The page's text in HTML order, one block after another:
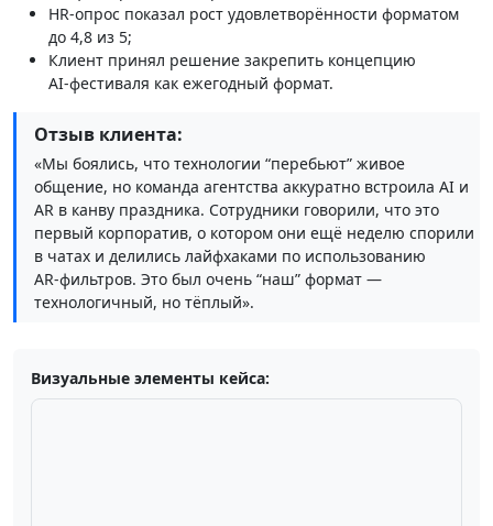
HR‑опрос показал рост удовлетворённости форматом
до 4,8 из 5;
Клиент принял решение закрепить концепцию
AI‑фестиваля как ежегодный формат.
Отзыв клиента:
«Мы боялись, что технологии “перебьют” живое
общение, но команда агентства аккуратно встроила AI и
AR в канву праздника. Сотрудники говорили, что это
первый корпоратив, о котором они ещё неделю спорили
в чатах и делились лайфхаками по использованию
AR‑фильтров. Это был очень “наш” формат —
технологичный, но тёплый».
Визуальные элементы кейса: